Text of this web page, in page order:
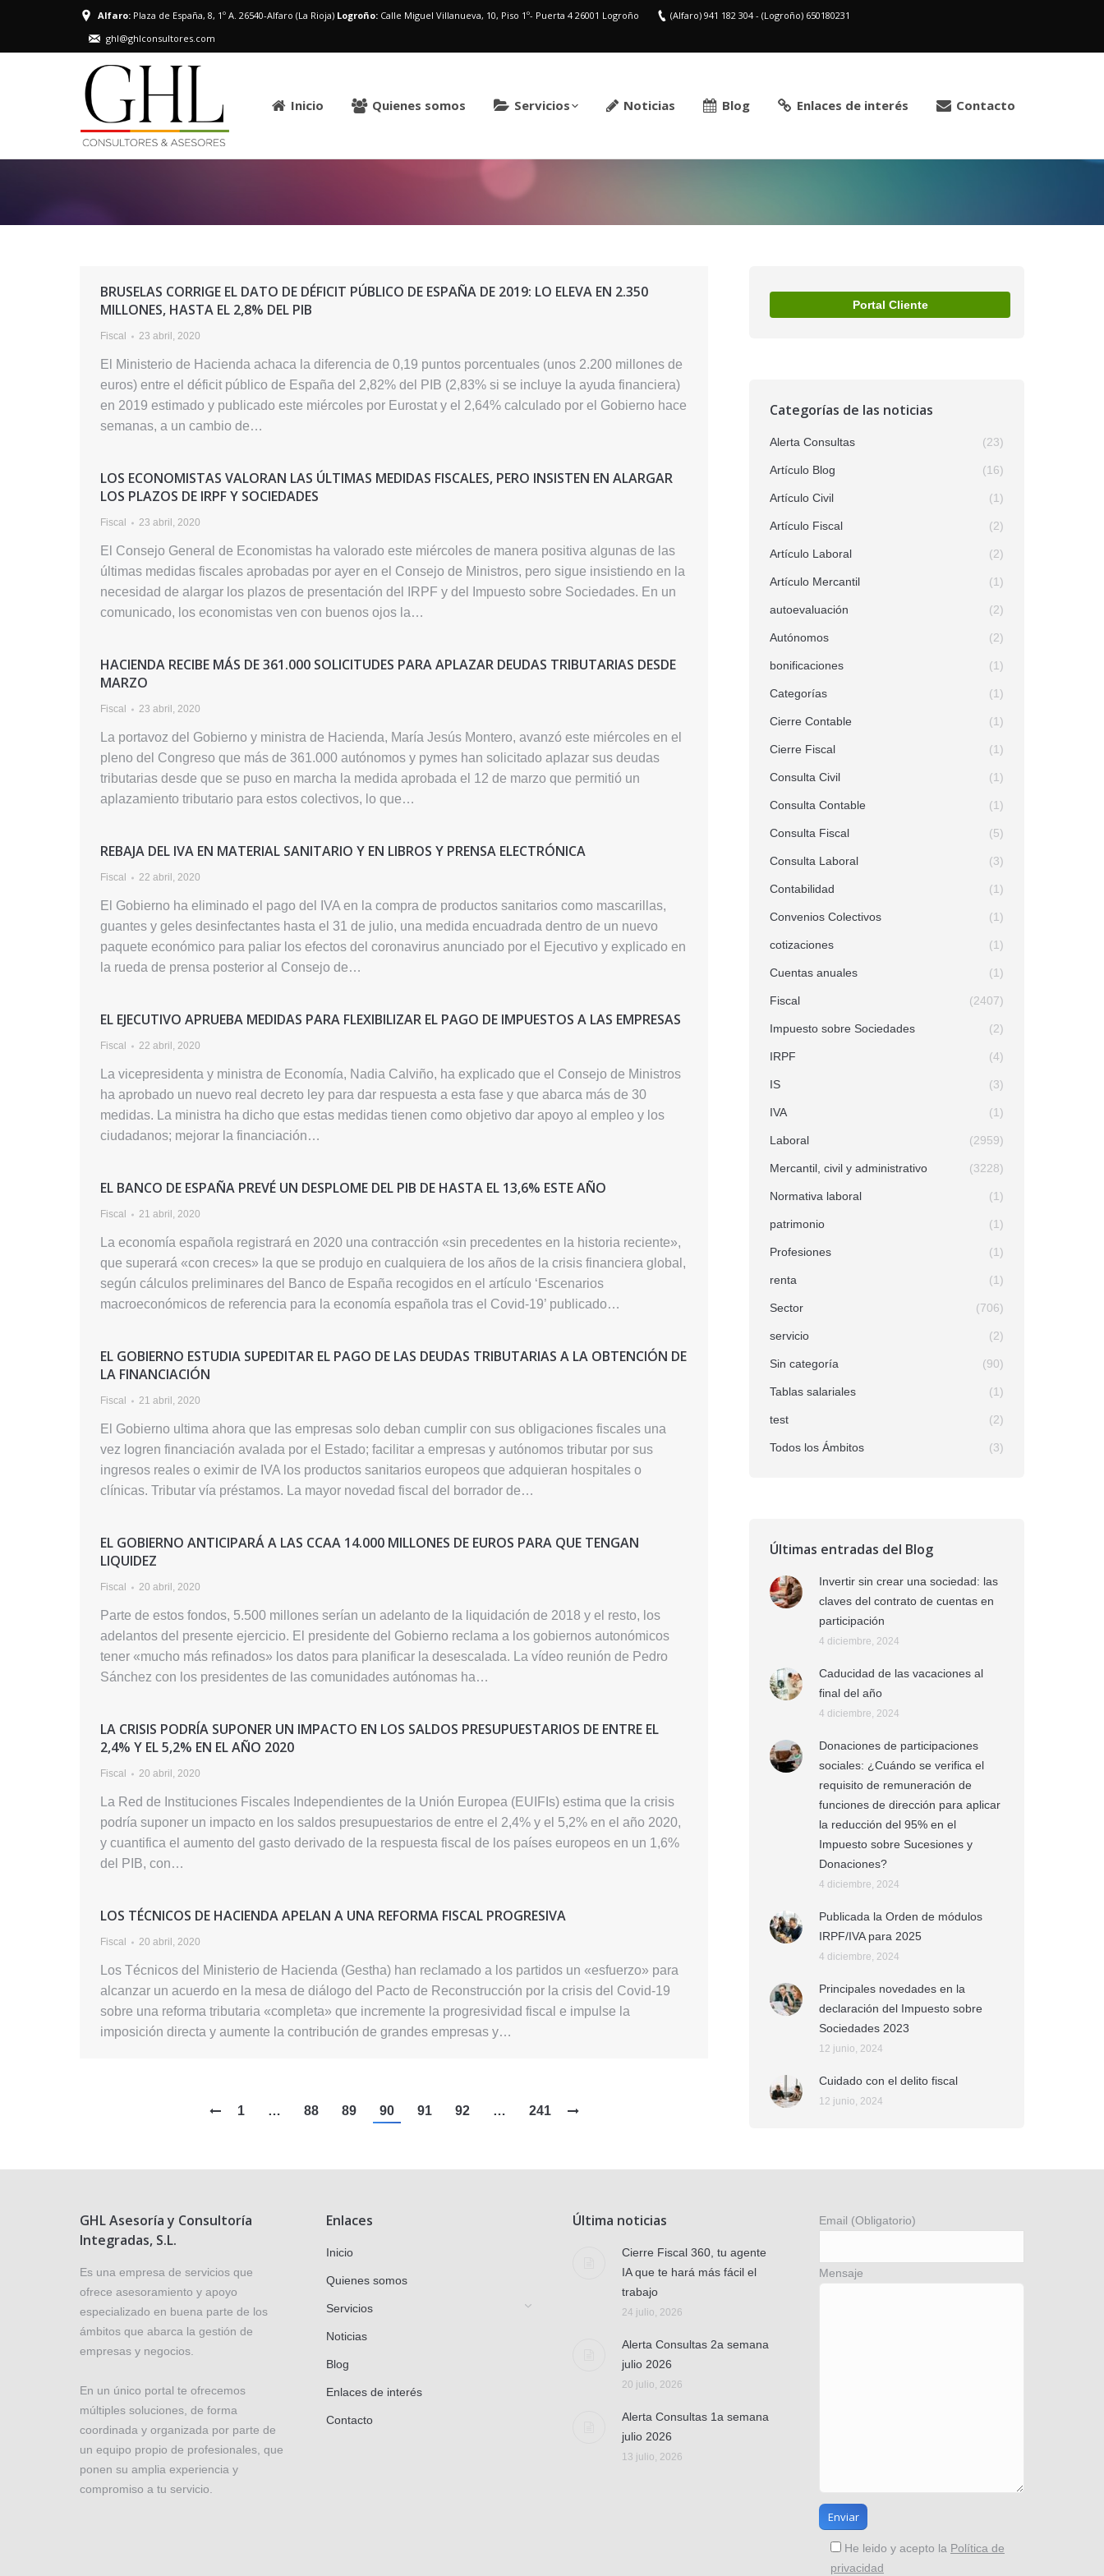
Alfaro: Plaza de España, 8, 1º A. 26540-Alfaro (La Rioja) Logroño: Calle Miguel Villanueva, 10, Piso 1º- Puerta 4 26001 Logroño
(Alfaro) 941 182 304 - (Logroño) 650180231
ghl@ghlconsultores.com
Inicio Quienes somos Servicios Noticias Blog Enlaces de interés Contacto
BRUSELAS CORRIGE EL DATO DE DÉFICIT PÚBLICO DE ESPAÑA DE 2019: LO ELEVA EN 2.350
MILLONES, HASTA EL 2,8% DEL PIB
Fiscal 23 abril, 2020
El Ministerio de Hacienda achaca la diferencia de 0,19 puntos porcentuales (unos 2.200 millones de
euros) entre el déficit público de España del 2,82% del PIB (2,83% si se incluye la ayuda financiera)
en 2019 estimado y publicado este miércoles por Eurostat y el 2,64% calculado por el Gobierno hace
semanas, a un cambio de…
LOS ECONOMISTAS VALORAN LAS ÚLTIMAS MEDIDAS FISCALES, PERO INSISTEN EN ALARGAR
LOS PLAZOS DE IRPF Y SOCIEDADES
Fiscal 23 abril, 2020
El Consejo General de Economistas ha valorado este miércoles de manera positiva algunas de las
últimas medidas fiscales aprobadas por ayer en el Consejo de Ministros, pero sigue insistiendo en la
necesidad de alargar los plazos de presentación del IRPF y del Impuesto sobre Sociedades. En un
comunicado, los economistas ven con buenos ojos la…
HACIENDA RECIBE MÁS DE 361.000 SOLICITUDES PARA APLAZAR DEUDAS TRIBUTARIAS DESDE
MARZO
Fiscal 23 abril, 2020
La portavoz del Gobierno y ministra de Hacienda, María Jesús Montero, avanzó este miércoles en el
pleno del Congreso que más de 361.000 autónomos y pymes han solicitado aplazar sus deudas
tributarias desde que se puso en marcha la medida aprobada el 12 de marzo que permitió un
aplazamiento tributario para estos colectivos, lo que…
REBAJA DEL IVA EN MATERIAL SANITARIO Y EN LIBROS Y PRENSA ELECTRÓNICA
Fiscal 22 abril, 2020
El Gobierno ha eliminado el pago del IVA en la compra de productos sanitarios como mascarillas,
guantes y geles desinfectantes hasta el 31 de julio, una medida encuadrada dentro de un nuevo
paquete económico para paliar los efectos del coronavirus anunciado por el Ejecutivo y explicado en
la rueda de prensa posterior al Consejo de…
EL EJECUTIVO APRUEBA MEDIDAS PARA FLEXIBILIZAR EL PAGO DE IMPUESTOS A LAS EMPRESAS
Fiscal 22 abril, 2020
La vicepresidenta y ministra de Economía, Nadia Calviño, ha explicado que el Consejo de Ministros
ha aprobado un nuevo real decreto ley para dar respuesta a esta fase y que abarca más de 30
medidas. La ministra ha dicho que estas medidas tienen como objetivo dar apoyo al empleo y los
ciudadanos; mejorar la financiación…
EL BANCO DE ESPAÑA PREVÉ UN DESPLOME DEL PIB DE HASTA EL 13,6% ESTE AÑO
Fiscal 21 abril, 2020
La economía española registrará en 2020 una contracción «sin precedentes en la historia reciente»,
que superará «con creces» la que se produjo en cualquiera de los años de la crisis financiera global,
según cálculos preliminares del Banco de España recogidos en el artículo ‘Escenarios
macroeconómicos de referencia para la economía española tras el Covid-19’ publicado…
EL GOBIERNO ESTUDIA SUPEDITAR EL PAGO DE LAS DEUDAS TRIBUTARIAS A LA OBTENCIÓN DE
LA FINANCIACIÓN
Fiscal 21 abril, 2020
El Gobierno ultima ahora que las empresas solo deban cumplir con sus obligaciones fiscales una
vez logren financiación avalada por el Estado; facilitar a empresas y autónomos tributar por sus
ingresos reales o eximir de IVA los productos sanitarios europeos que adquieran hospitales o
clínicas. Tributar vía préstamos. La mayor novedad fiscal del borrador de…
EL GOBIERNO ANTICIPARÁ A LAS CCAA 14.000 MILLONES DE EUROS PARA QUE TENGAN
LIQUIDEZ
Fiscal 20 abril, 2020
Parte de estos fondos, 5.500 millones serían un adelanto de la liquidación de 2018 y el resto, los
adelantos del presente ejercicio. El presidente del Gobierno reclama a los gobiernos autonómicos
tener «mucho más refinados» los datos para planificar la desescalada. La vídeo reunión de Pedro
Sánchez con los presidentes de las comunidades autónomas ha…
LA CRISIS PODRÍA SUPONER UN IMPACTO EN LOS SALDOS PRESUPUESTARIOS DE ENTRE EL
2,4% Y EL 5,2% EN EL AÑO 2020
Fiscal 20 abril, 2020
La Red de Instituciones Fiscales Independientes de la Unión Europea (EUIFIs) estima que la crisis
podría suponer un impacto en los saldos presupuestarios de entre el 2,4% y el 5,2% en el año 2020,
y cuantifica el aumento del gasto derivado de la respuesta fiscal de los países europeos en un 1,6%
del PIB, con…
LOS TÉCNICOS DE HACIENDA APELAN A UNA REFORMA FISCAL PROGRESIVA
Fiscal 20 abril, 2020
Los Técnicos del Ministerio de Hacienda (Gestha) han reclamado a los partidos un «esfuerzo» para
alcanzar un acuerdo en la mesa de diálogo del Pacto de Reconstrucción por la crisis del Covid-19
sobre una reforma tributaria «completa» que incremente la progresividad fiscal e impulse la
imposición directa y aumente la contribución de grandes empresas y…
1 … 88 89 90 91 92 … 241
Portal Cliente
Categorías de las noticias
Alerta Consultas (23)
Artículo Blog (16)
Artículo Civil (1)
Artículo Fiscal (2)
Artículo Laboral (2)
Artículo Mercantil (1)
autoevaluación (2)
Autónomos (2)
bonificaciones (1)
Categorías (1)
Cierre Contable (1)
Cierre Fiscal (1)
Consulta Civil (1)
Consulta Contable (1)
Consulta Fiscal (5)
Consulta Laboral (3)
Contabilidad (1)
Convenios Colectivos (1)
cotizaciones (1)
Cuentas anuales (1)
Fiscal (2407)
Impuesto sobre Sociedades (2)
IRPF (4)
IS (3)
IVA (1)
Laboral (2959)
Mercantil, civil y administrativo (3228)
Normativa laboral (1)
patrimonio (1)
Profesiones (1)
renta (1)
Sector (706)
servicio (2)
Sin categoría (90)
Tablas salariales (1)
test (2)
Todos los Ámbitos (3)
Últimas entradas del Blog
Invertir sin crear una sociedad: las
claves del contrato de cuentas en
participación
4 diciembre, 2024
Caducidad de las vacaciones al
final del año
4 diciembre, 2024
Donaciones de participaciones
sociales: ¿Cuándo se verifica el
requisito de remuneración de
funciones de dirección para aplicar
la reducción del 95% en el
Impuesto sobre Sucesiones y
Donaciones?
4 diciembre, 2024
Publicada la Orden de módulos
IRPF/IVA para 2025
4 diciembre, 2024
Principales novedades en la
declaración del Impuesto sobre
Sociedades 2023
12 junio, 2024
Cuidado con el delito fiscal
12 junio, 2024
GHL Asesoría y Consultoría
Integradas, S.L.
Es una empresa de servicios que
ofrece asesoramiento y apoyo
especializado en buena parte de los
ámbitos que abarca la gestión de
empresas y negocios.
En un único portal te ofrecemos
múltiples soluciones, de forma
coordinada y organizada por parte de
un equipo propio de profesionales, que
ponen su amplia experiencia y
compromiso a tu servicio.
Enlaces
Inicio
Quienes somos
Servicios
Noticias
Blog
Enlaces de interés
Contacto
Última noticias
Cierre Fiscal 360, tu agente
IA que te hará más fácil el
trabajo
24 julio, 2026
Alerta Consultas 2a semana
julio 2026
20 julio, 2026
Alerta Consultas 1a semana
julio 2026
13 julio, 2026
Email (Obligatorio)
Mensaje
He leido y acepto la Política de
privacidad